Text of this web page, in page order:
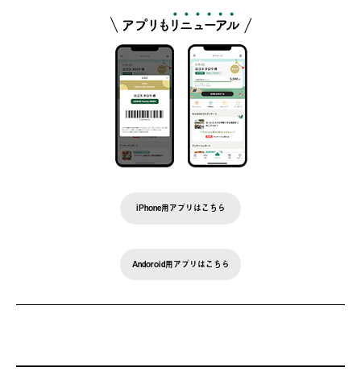
iPhone用アプリはこちら
Andoroid用アプリはこちら